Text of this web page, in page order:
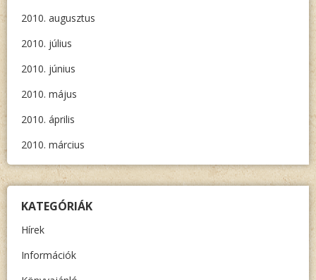
2010. augusztus
2010. július
2010. június
2010. május
2010. április
2010. március
KATEGÓRIÁK
Hírek
Információk